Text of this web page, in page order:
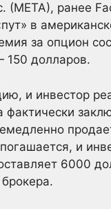
(META), ранее
в
за опцион
150 долларов.
и инвестор
и
6000